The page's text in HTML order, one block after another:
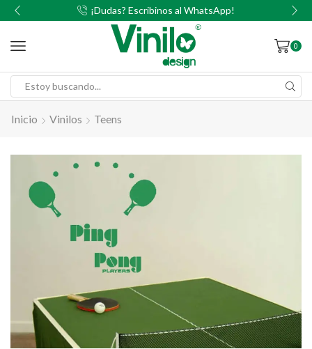
¡Dudas? Escribinos al WhatsApp!
0
Inicio Vinilos Teens